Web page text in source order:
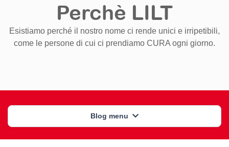
Perchè LILT
Esistiamo perché il nostro nome ci rende unici e irripetibili,
come le persone di cui ci prendiamo CURA ogni giorno.
Blog menu